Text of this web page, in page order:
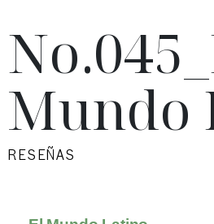
Mundo
RESEÑAS